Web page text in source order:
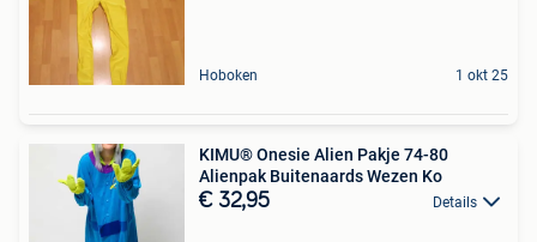
Hoboken 1 okt 25
KIMU® Onesie Alien Pakje 74-80
Alienpak Buitenaards Wezen Ko
€ 32,95 Details